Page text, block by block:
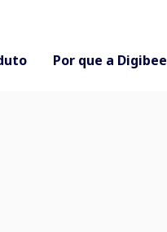
Por que a Digibee